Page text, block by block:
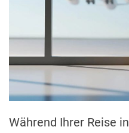
Während Ihrer Reise